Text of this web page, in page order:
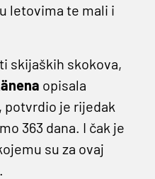
letovima te mali i
skijaških skokova,
opisala
potvrdio je rijedak
363 dana. I čak je
su za ovaj